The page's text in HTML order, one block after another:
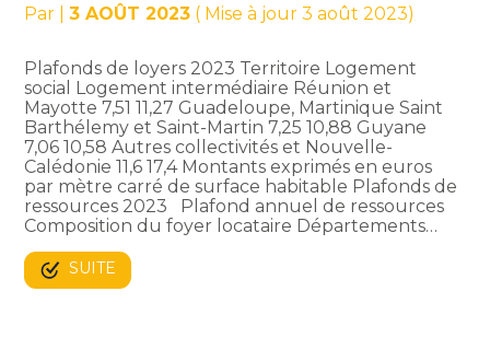
Par |3 AOÛT 2023 ( Mise à jour 3 août 2023)
Plafonds de loyers 2023 Territoire Logement
social Logement intermédiaire Réunion et
Mayotte 7,51 11,27 Guadeloupe, Martinique Saint
Barthélemy et Saint-Martin 7,25 10,88 Guyane
7,06 10,58 Autres collectivités et Nouvelle-
Calédonie 11,6 17,4 Montants exprimés en euros
par mètre carré de surface habitable Plafonds de
ressources 2023 Plafond annuel de ressources
Composition du foyer locataire Départements…
SUITE